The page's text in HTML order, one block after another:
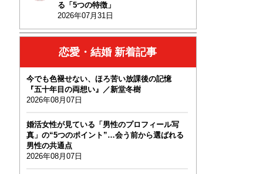
る「5つの特徴」
2026年07月31日
恋愛・結婚 新着記事
今でも色褪せない、ほろ苦い放課後の記憶
『五十年目の両想い』／新堂冬樹
2026年08月07日
婚活女性が見ている「男性のプロフィール写
真」の“5つのポイント”…会う前から選ばれる
男性の共通点
2026年08月07日